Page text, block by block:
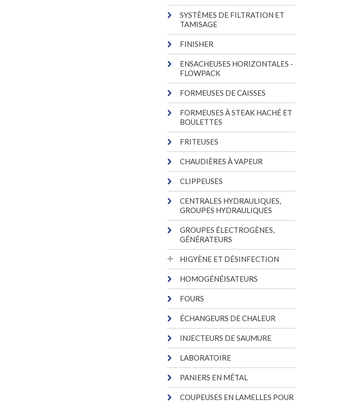
SYSTÈMES DE FILTRATION ET
TAMISAGE
FINISHER
ENSACHEUSES HORIZONTALES -
FLOWPACK
FORMEUSES DE CAISSES
FORMEUSES À STEAK HACHÉ ET
BOULETTES
FRITEUSES
CHAUDIÈRES À VAPEUR
CLIPPEUSES
CENTRALES HYDRAULIQUES,
GROUPES HYDRAULIQUES
GROUPES ÉLECTROGÈNES,
GÉNÉRATEURS
HIGYÈNE ET DÉSINFECTION
HOMOGÉNÉISATEURS
FOURS
ÉCHANGEURS DE CHALEUR
INJECTEURS DE SAUMURE
LABORATOIRE
PANIERS EN MÉTAL
COUPEUSES EN LAMELLES POUR